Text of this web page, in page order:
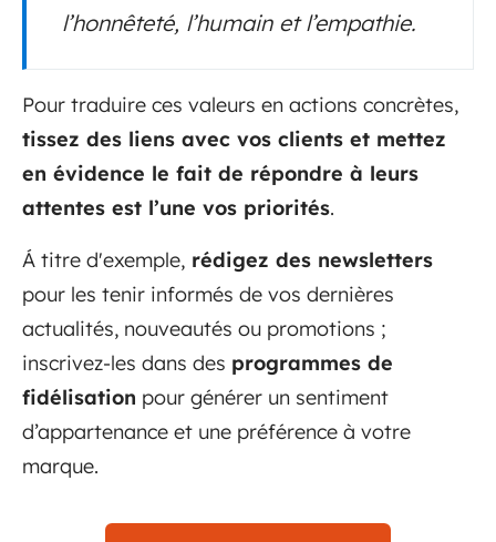
l’honnêteté, l’humain et l’empathie.
Pour traduire ces valeurs en actions concrètes,
tissez des liens avec vos clients et mettez
en évidence le fait de répondre à leurs
attentes est l’une vos priorités.
Á titre d'exemple, rédigez des newsletters
pour les tenir informés de vos dernières
actualités, nouveautés ou promotions ;
inscrivez-les dans des programmes de
fidélisation pour générer un sentiment
d’appartenance et une préférence à votre
marque.